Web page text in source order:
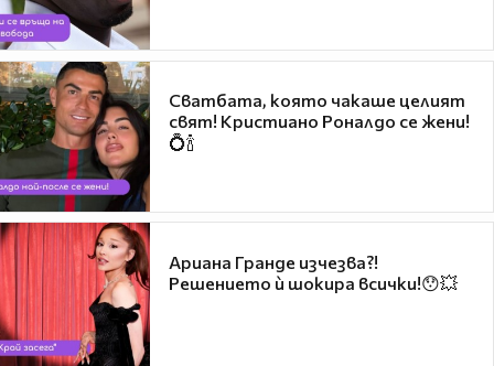
Сватбата, която чакаше целият
свят! Кристиано Роналдо се жени!
💍🍾
Ариана Гранде изчезва?!
Решението ѝ шокира всички!😯💥